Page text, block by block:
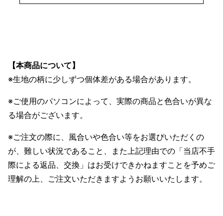
【本商品について】
※生地の柄に少しずつ個体差がある場合があります。
※ご使用のパソコンによって、実際の商品と色合いが異な
る場合がございます。
※ご注文の際に、風合いや色合い等をお選びいただくの
が、難しい状況であること、また上記理由での「当店不手
際による返品、交換」はお受けできかねますことを予めご
理解の上、ご注文いただきますようお願いいたします。